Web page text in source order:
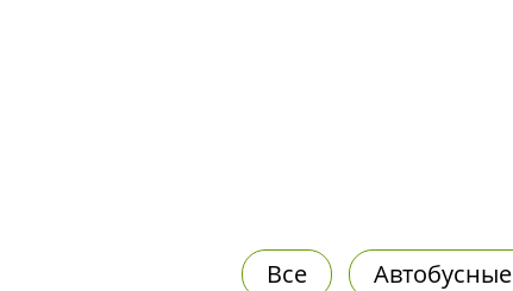
Все Автобусные